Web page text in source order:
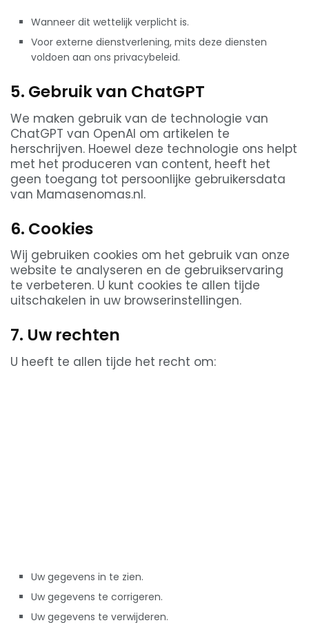
Wanneer dit wettelijk verplicht is.
Voor externe dienstverlening, mits deze diensten
voldoen aan ons privacybeleid.
5. Gebruik van ChatGPT
We maken gebruik van de technologie van
ChatGPT van OpenAI om artikelen te
herschrijven. Hoewel deze technologie ons helpt
met het produceren van content, heeft het
geen toegang tot persoonlijke gebruikersdata
van Mamasenomas.nl.
6. Cookies
Wij gebruiken cookies om het gebruik van onze
website te analyseren en de gebruikservaring
te verbeteren. U kunt cookies te allen tijde
uitschakelen in uw browserinstellingen.
7. Uw rechten
U heeft te allen tijde het recht om:
Uw gegevens in te zien.
Uw gegevens te corrigeren.
Uw gegevens te verwijderen.